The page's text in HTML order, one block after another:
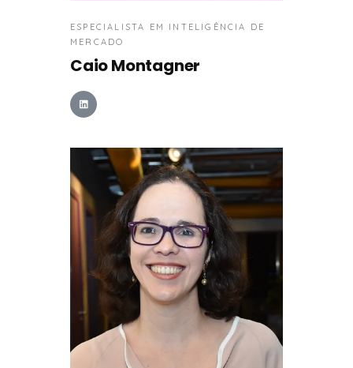
ESPECIALISTA EM INTELIGÊNCIA DE
MERCADO
Caio Montagner